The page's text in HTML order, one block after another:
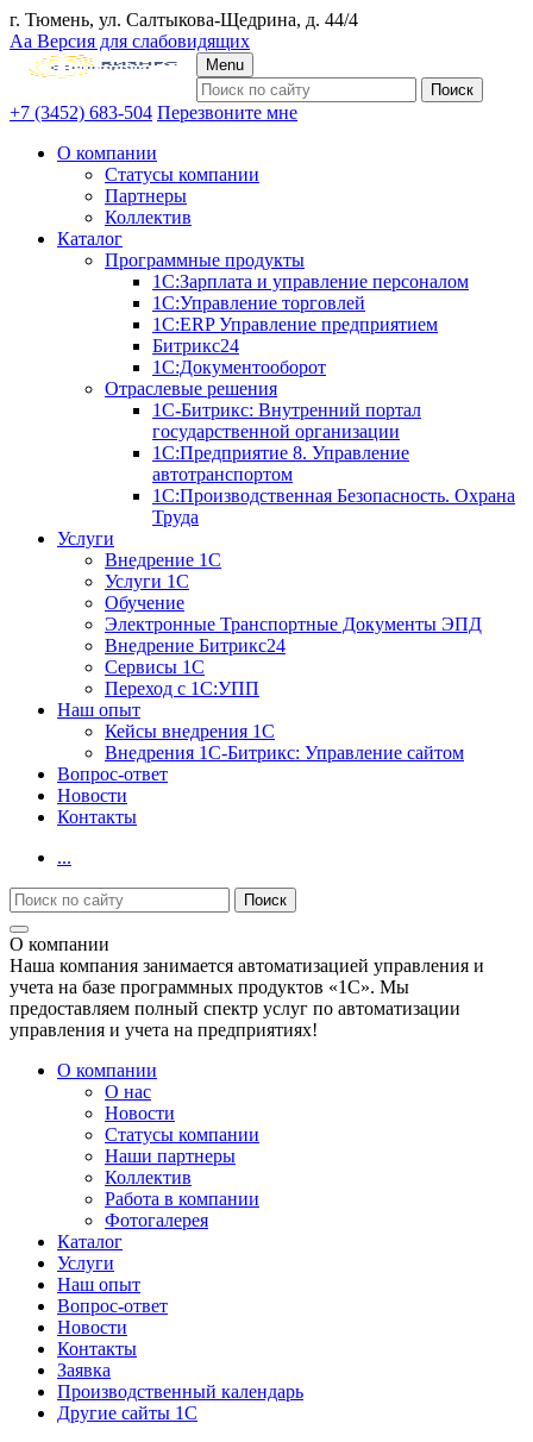
г. Тюмень, ул. Салтыкова-Щедрина, д. 44/4
Аа Версия для слабовидящих
Menu
+7 (3452) 683-504 Перезвоните мне
О компании
Статусы компании
Партнеры
Коллектив
Каталог
Программные продукты
1С:Зарплата и управление персоналом
1С:Управление торговлей
1С:ERP Управление предприятием
Битрикс24
1С:Документооборот
Отраслевые решения
1С-Битрикс: Внутренний портал
государственной организации
1С:Предприятие 8. Управление
автотранспортом
1С:Производственная Безопасность. Охрана
Труда
Услуги
Внедрение 1С
Услуги 1С
Обучение
Электронные Транспортные Документы ЭПД
Внедрение Битрикс24
Сервисы 1С
Переход с 1С:УПП
Наш опыт
Кейсы внедрения 1С
Внедрения 1С-Битрикс: Управление сайтом
Вопрос-ответ
Новости
Контакты
...
О компании
Наша компания занимается автоматизацией управления и
учета на базе программных продуктов «1С». Мы
предоставляем полный спектр услуг по автоматизации
управления и учета на предприятиях!
О компании
О нас
Новости
Cтатусы компании
Наши партнеры
Коллектив
Работа в компании
Фотогалерея
Каталог
Услуги
Наш опыт
Вопрос-ответ
Новости
Контакты
Заявка
Производственный календарь
Другие сайты 1С